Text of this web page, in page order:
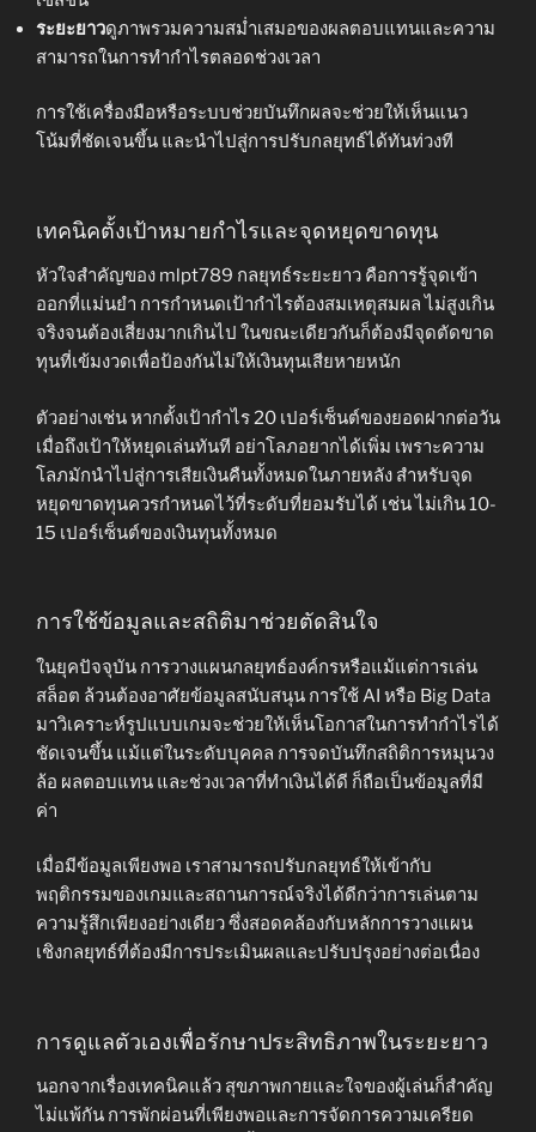
ระยะยาวดูภาพรวมความสม่ำเสมอของผลตอบแทนและความ
สามารถในการทำกำไรตลอดช่วงเวลา
การใช้เครื่องมือหรือระบบช่วยบันทึกผลจะช่วยให้เห็นแนว
โน้มที่ชัดเจนขึ้น และนำไปสู่การปรับกลยุทธ์ได้ทันท่วงที
เทคนิคตั้งเป้าหมายกำไรและจุดหยุดขาดทุน
หัวใจสำคัญของ mlpt789 กลยุทธ์ระยะยาว คือการรู้จุดเข้า
ออกที่แม่นยำ การกำหนดเป้ากำไรต้องสมเหตุสมผล ไม่สูงเกิน
จริงจนต้องเสี่ยงมากเกินไป ในขณะเดียวกันก็ต้องมีจุดตัดขาด
ทุนที่เข้มงวดเพื่อป้องกันไม่ให้เงินทุนเสียหายหนัก
ตัวอย่างเช่น หากตั้งเป้ากำไร 20 เปอร์เซ็นต์ของยอดฝากต่อวัน
เมื่อถึงเป้าให้หยุดเล่นทันที อย่าโลภอยากได้เพิ่ม เพราะความ
โลภมักนำไปสู่การเสียเงินคืนทั้งหมดในภายหลัง สำหรับจุด
หยุดขาดทุนควรกำหนดไว้ที่ระดับที่ยอมรับได้ เช่น ไม่เกิน 10-
15 เปอร์เซ็นต์ของเงินทุนทั้งหมด
การใช้ข้อมูลและสถิติมาช่วยตัดสินใจ
ในยุคปัจจุบัน การวางแผนกลยุทธ์องค์กรหรือแม้แต่การเล่น
สล็อต ล้วนต้องอาศัยข้อมูลสนับสนุน การใช้ AI หรือ Big Data
มาวิเคราะห์รูปแบบเกมจะช่วยให้เห็นโอกาสในการทำกำไรได้
ชัดเจนขึ้น แม้แต่ในระดับบุคคล การจดบันทึกสถิติการหมุนวง
ล้อ ผลตอบแทน และช่วงเวลาที่ทำเงินได้ดี ก็ถือเป็นข้อมูลที่มี
ค่า
เมื่อมีข้อมูลเพียงพอ เราสามารถปรับกลยุทธ์ให้เข้ากับ
พฤติกรรมของเกมและสถานการณ์จริงได้ดีกว่าการเล่นตาม
ความรู้สึกเพียงอย่างเดียว ซึ่งสอดคล้องกับหลักการวางแผน
เชิงกลยุทธ์ที่ต้องมีการประเมินผลและปรับปรุงอย่างต่อเนื่อง
การดูแลตัวเองเพื่อรักษาประสิทธิภาพในระยะยาว
นอกจากเรื่องเทคนิคแล้ว สุขภาพกายและใจของผู้เล่นก็สำคัญ
ไม่แพ้กัน การพักผ่อนที่เพียงพอและการจัดการความเครียด